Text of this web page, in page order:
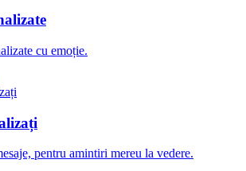
cu emoție.
pentru amintiri mereu la vedere.